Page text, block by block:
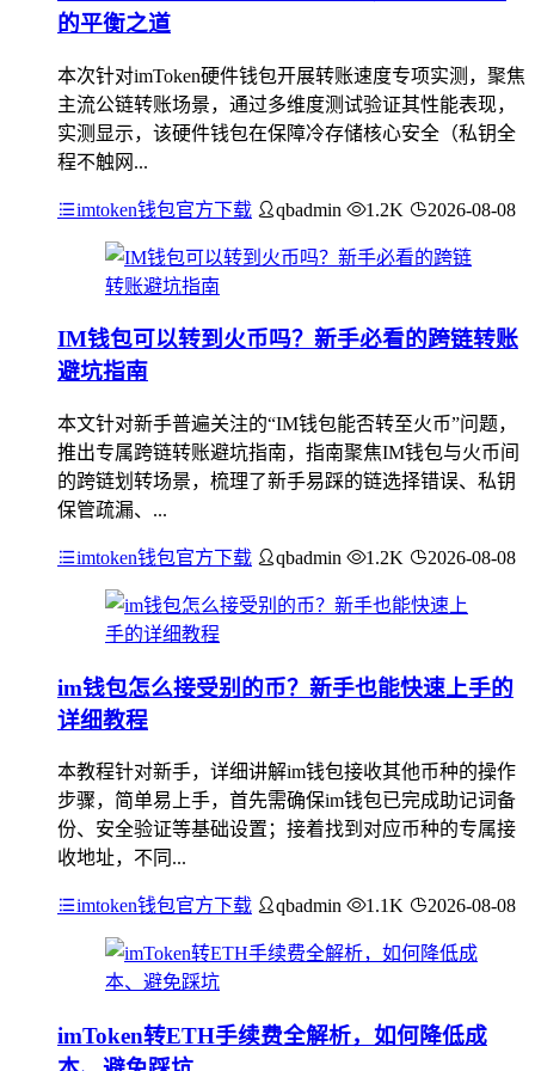
的平衡之道
本次针对imToken硬件钱包开展转账速度专项实测，聚焦
主流公链转账场景，通过多维度测试验证其性能表现，
实测显示，该硬件钱包在保障冷存储核心安全（私钥全
程不触网...
imtoken钱包官方下载 qbadmin 1.2K 2026-08-08
IM钱包可以转到火币吗？新手必看的跨链转账
避坑指南
本文针对新手普遍关注的“IM钱包能否转至火币”问题，
推出专属跨链转账避坑指南，指南聚焦IM钱包与火币间
的跨链划转场景，梳理了新手易踩的链选择错误、私钥
保管疏漏、...
imtoken钱包官方下载 qbadmin 1.2K 2026-08-08
im钱包怎么接受别的币？新手也能快速上手的
详细教程
本教程针对新手，详细讲解im钱包接收其他币种的操作
步骤，简单易上手，首先需确保im钱包已完成助记词备
份、安全验证等基础设置；接着找到对应币种的专属接
收地址，不同...
imtoken钱包官方下载 qbadmin 1.1K 2026-08-08
imToken转ETH手续费全解析，如何降低成